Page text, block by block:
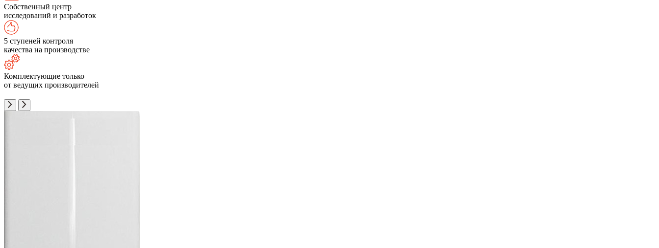
Собственный центр
исследований и разработок
5 ступеней контроля
качества на производстве
Комплектующие только
от ведущих производителей